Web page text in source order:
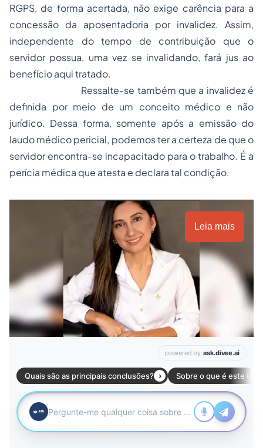
RGPS, de forma acertada, não exige carência para a
concessão da aposentadoria por invalidez. Assim,
independente do tempo de contribuição que o
servidor possua, uma vez se invalidando, fará jus ao
benefício aqui tratado.
Ressalte-se também que a invalidez é
definida por meio de um conceito médico e não
jurídico. Dessa forma, somente após a emissão do
laudo médico pericial, podemos ter a certeza de que o
servidor encontra-se incapacitado para o trabalho. É a
perícia médica que atesta e declara tal condição.
Leia mais